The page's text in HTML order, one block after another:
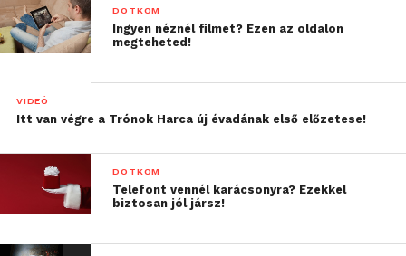
DOTKOM
Ingyen néznél filmet? Ezen az oldalon
megteheted!
VIDEÓ
Itt van végre a Trónok Harca új évadának első előzetese!
DOTKOM
Telefont vennél karácsonyra? Ezekkel
biztosan jól jársz!